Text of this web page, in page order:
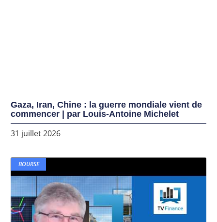
Gaza, Iran, Chine : la guerre mondiale vient de
commencer | par Louis-Antoine Michelet
31 juillet 2026
BOURSE